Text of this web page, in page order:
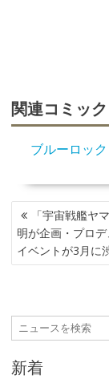
関連コミック
ブルーロック
投
稿
ナ
ビ
シ
ョ
「宇宙戦艦ヤ
明が企画・プロ
イベントが3月に
新着